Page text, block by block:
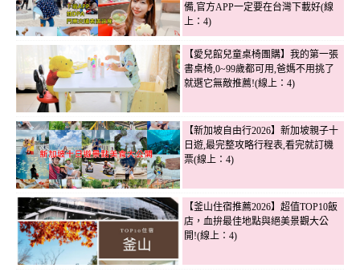
備,官方APP一定要在台灣下載好(線
上：4)
【愛兒館兒童桌椅團購】我的第一張
書桌椅,0~99歲都可用,爸媽不用挑了
就選它無敵推薦!(線上：4)
【新加坡自由行2026】新加坡親子十
日遊,最完整攻略行程表,看完就訂機
票(線上：4)
【釜山住宿推薦2026】超值TOP10飯
店，血拚最佳地點與絕美景觀大公
開!(線上：4)